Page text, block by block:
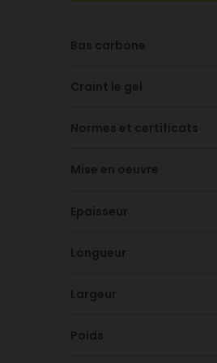
Bas carbone
Craint le gel
Normes et certificats
Mise en oeuvre
Epaisseur
Longueur
Largeur
Poids